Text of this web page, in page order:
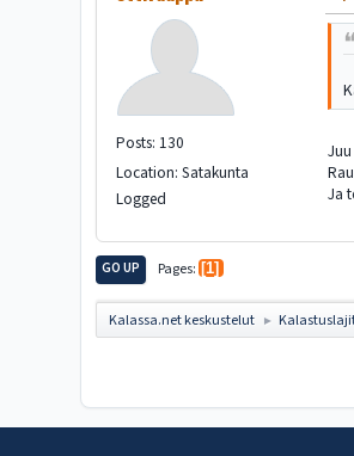
Posts: 130
Location: Satakunta
Logged
Ja
GO UP Pages 1
Kalassa.net keskustelut ►